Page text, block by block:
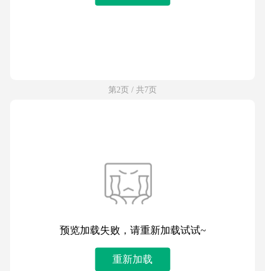
第2页 / 共7页
预览加载失败，请重新加载试试~
重新加载